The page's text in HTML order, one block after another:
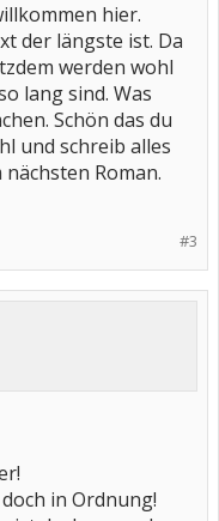
hier.
der längste ist. Da
werden wohl
lang sind. Was
Schön das du
und schreib alles
nächsten Roman.
#3
in Ordnung!